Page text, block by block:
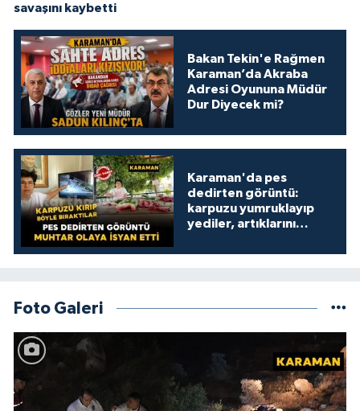
savaşını kaybetti
Bakan Tekin'e Rağmen
Karaman’da Akraba
Adresi Oyununa Müdür
Dur Diyecek mi?
Karaman'da pes
dedirten görüntü:
karpuzu yumruklayıp
yediler, artıklarını
Foto Galeri